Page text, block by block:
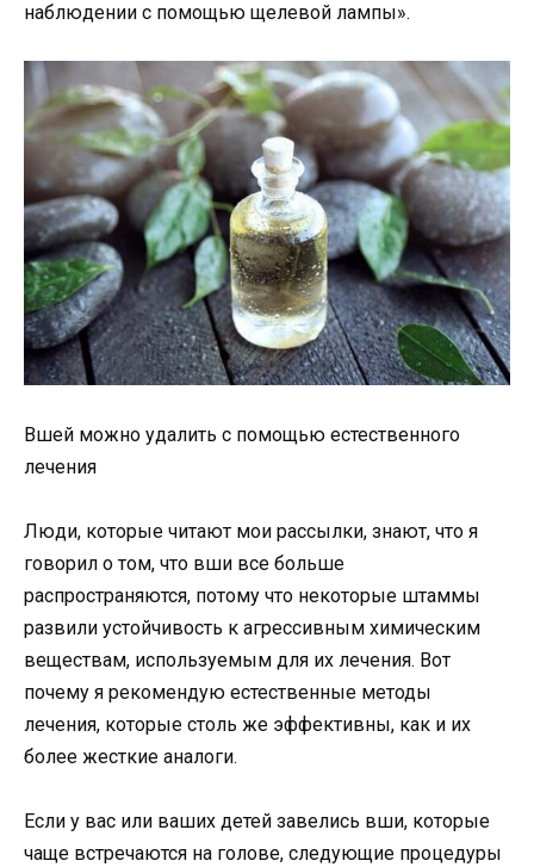
наблюдении с помощью щелевой лампы».
Вшей можно удалить с помощью естественного
лечения
Люди, которые читают мои рассылки, знают, что я
говорил о том, что вши все больше
распространяются, потому что некоторые штаммы
развили устойчивость к агрессивным химическим
веществам, используемым для их лечения. Вот
почему я рекомендую естественные методы
лечения, которые столь же эффективны, как и их
более жесткие аналоги.
Если у вас или ваших детей завелись вши, которые
чаще встречаются на голове, следующие процедуры